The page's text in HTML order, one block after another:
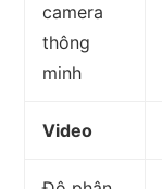
camera
thông
minh
Video